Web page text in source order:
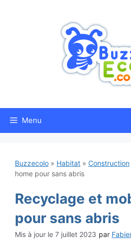
Menu
Buzzecolo » Habitat » Construction
home pour sans abris
Recyclage et
pour sans abris
7 juillet 2023 par